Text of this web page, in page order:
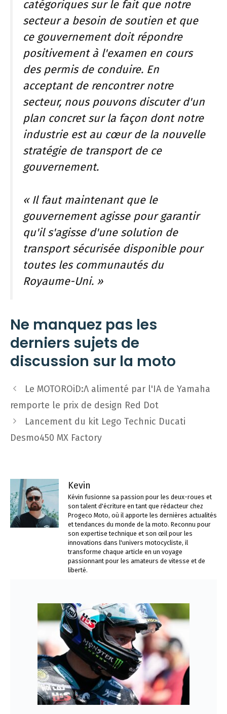
catégoriques sur le fait que notre
secteur a besoin de soutien et que
ce gouvernement doit répondre
positivement à l'examen en cours
des permis de conduire. En
acceptant de rencontrer notre
secteur, nous pouvons discuter d'un
plan concret sur la façon dont notre
industrie est au cœur de la nouvelle
stratégie de transport de ce
gouvernement.
« Il faut maintenant que le
gouvernement agisse pour garantir
qu'il s'agisse d'une solution de
transport sécurisée disponible pour
toutes les communautés du
Royaume-Uni. »
Ne manquez pas les
derniers sujets de
discussion sur la moto
Navigation
des
Le MOTOROiD:Λ alimenté par l'IA de Yamaha
remporte le prix de design Red Dot
Lancement du kit Lego Technic Ducati
Desmo450 MX Factory
Kevin
Kévin fusionne sa passion pour les deux-roues et
son talent d'écriture en tant que rédacteur chez
Progeco Moto, où il apporte les dernières actualités
et tendances du monde de la moto. Reconnu pour
son expertise technique et son œil pour les
innovations dans l'univers motocycliste, il
transforme chaque article en un voyage
passionnant pour les amateurs de vitesse et de
liberté.